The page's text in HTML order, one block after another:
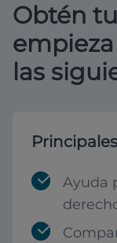
Obtén
las
Ayuda